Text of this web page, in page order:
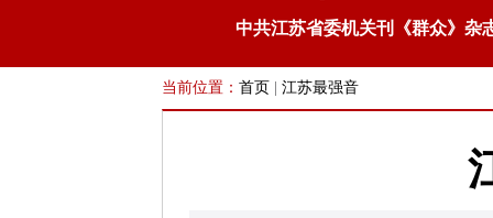
中共江苏省委机关刊《群众》杂
当前位置： 首页 江苏最强音